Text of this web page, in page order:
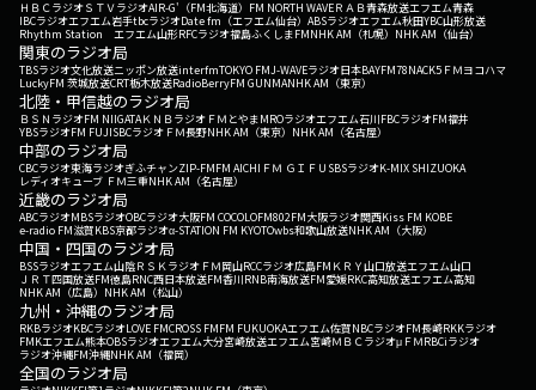
ＨＢＣラジオＳＴＶラジオAIR-G'（FM北海道） FM NORTH WAVEＲＡＢ青森放送エフエム青森
IBCラジオエフエム岩手tbcラジオDate fm（エフエム仙台） ABSラジオエフエム秋田YBC山形放送
Rhythm Station エフエム山形RFCラジオ福島ふくしまFMNHK AM（札幌） NHK AM（仙台）
関東のラジオ局
TBSラジオ文化放送ニッポン放送interfmTOKYO FMJ-WAVEラジオ日本BAYFM78NACK5 ＦＭヨコハマ
LuckyFM 茨城放送CRT栃木放送RadioBerryFM GUNMANHK AM（東京）
北陸・甲信越のラジオ局
ＢＳＮラジオFM NIIGATAＫＮＢラジオ ＦＭとやまMROラジオエフエム石川FBCラジオFM福井
YBSラジオFM FUJISBCラジオ ＦＭ長野NHK AM（東京） NHK AM（名古屋）
中部のラジオ局
CBCラジオ東海ラジオぎふチャンZIP-FMFM AICHI ＦＭ ＧＩＦＵ SBSラジオK-MIX SHIZUOKA
レディオキューブ ＦＭ三重NHK AM（名古屋）
近畿のラジオ局
ABCラジオMBSラジオOBCラジオ大阪FM COCOLOFM802FM大阪ラジオ関西Kiss FM KOBE
e-radio FM滋賀KBS京都ラジオα-STATION FM KYOTOwbs和歌山放送NHK AM（大阪）
中国・四国のラジオ局
BSSラジオエフエム山陰ＲＳＫラジオ ＦＭ岡山RCCラジオ広島FM ＫＲＹ山口放送エフエム山口
ＪＲＴ四国放送FM徳島RNC西日本放送FM香川RNB南海放送FM愛媛RKC高知放送エフエム高知
NHK AM（広島） NHK AM（松山）
九州・沖縄のラジオ局
RKBラジオKBCラジオLOVE FMCROSS FMFM FUKUOKAエフエム佐賀NBCラジオFM長崎RKKラジオ
FMKエフエム熊本OBSラジオエフエム大分宮崎放送エフエム宮崎ＭＢＣラジオμＦＭRBCiラジオ
ラジオ沖縄FM沖縄NHK AM（福岡）
全国のラジオ局